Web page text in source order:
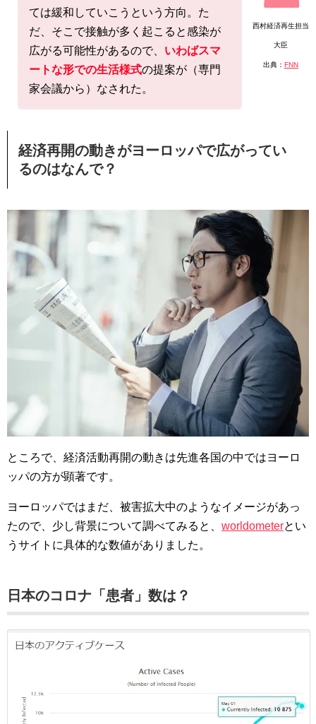
西村経済再生担当
大臣
出典： FNN
ては緩和していこうという方向。た
だ、そこで接触が多く起こると感染が
広がる可能性があるので、 いわばスマ
ートな形での生活様式の提案が（専門
家会議から）なされた。
経済再開の動きがヨーロッパで広がってい
るのはなんで？
ところで、経済活動再開の動きは先進各国の中ではヨーロ
ッパの方が顕著です。
ヨーロッパではまだ、被害拡大中のようなイメージがあっ
たので、少し背景について調べてみると、 worldometerとい
うサイトに具体的な数値がありました。
日本のコロナ「患者」数は？